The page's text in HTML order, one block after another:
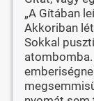
„A Gítában
Akkoriban
Sokkal